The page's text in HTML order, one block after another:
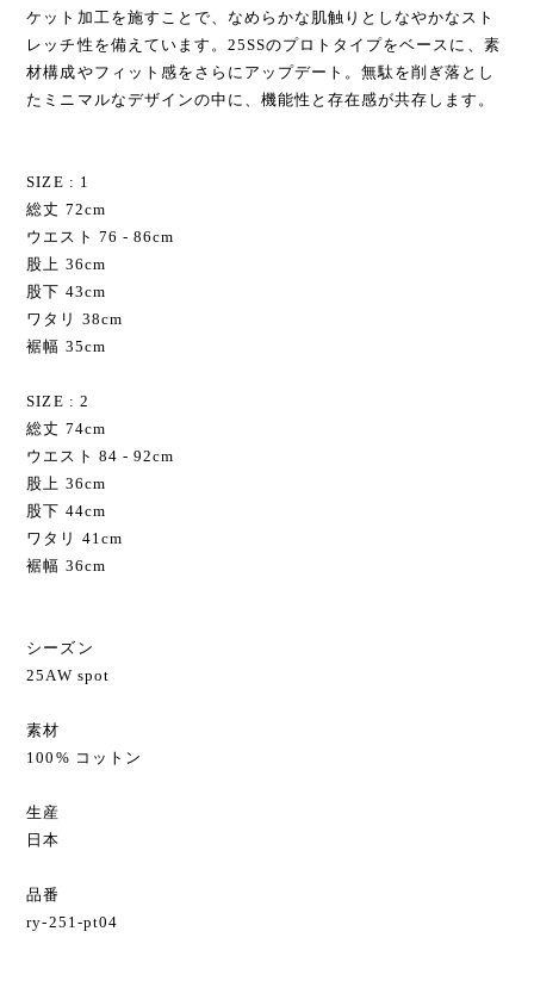
ケット加工を施すことで、なめらかな肌触りとしなやかなスト
レッチ性を備えています。25SSのプロトタイプをベースに、素
材構成やフィット感をさらにアップデート。無駄を削ぎ落とし
たミニマルなデザインの中に、機能性と存在感が共存します。
SIZE : 1
総丈 72cm
ウエスト 76 - 86cm
股上 36cm
股下 43cm
ワタリ 38cm
裾幅 35cm
SIZE : 2
総丈 74cm
ウエスト 84 - 92cm
股上 36cm
股下 44cm
ワタリ 41cm
裾幅 36cm
シーズン
25AW spot
素材
100% コットン
生産
日本
品番
ry-251-pt04